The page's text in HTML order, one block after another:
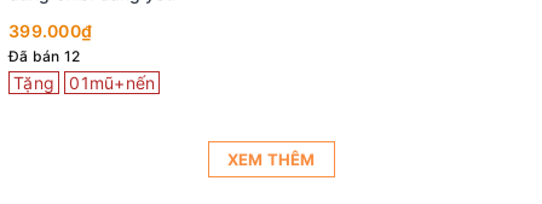
399.000₫
Đã bán 12
Tặng 01mũ+nến
XEM THÊM